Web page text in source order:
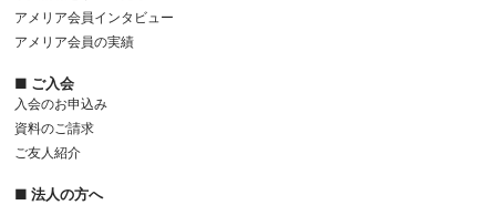
アメリア会員インタビュー
アメリア会員の実績
■ ご入会
入会のお申込み
資料のご請求
ご友人紹介
■ 法人の方へ